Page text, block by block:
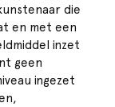
die
en met een
inzet
geen
ingezet